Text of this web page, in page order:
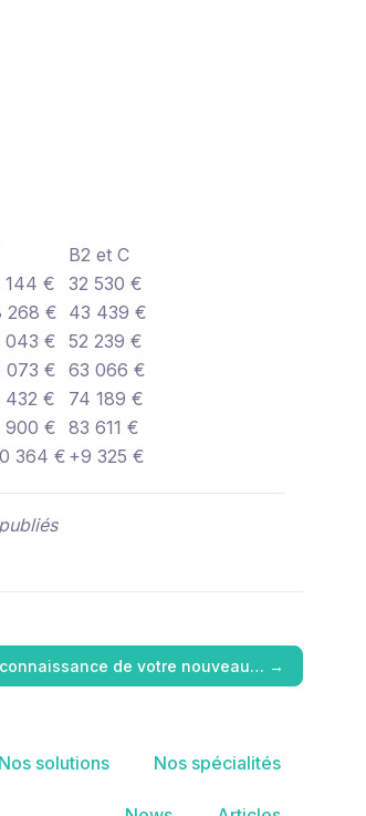
B2 et C
144 €
32 530 €
268 €
43 439 €
043 €
52 239 €
073 € 63 066 €
432 €
74 189 €
900 €
83 611 €
364 € +9 325 €
de votre nouveau… →
Nos solutions Nos spécialités